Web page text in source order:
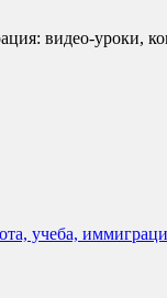
видео-уроки,
учеба,